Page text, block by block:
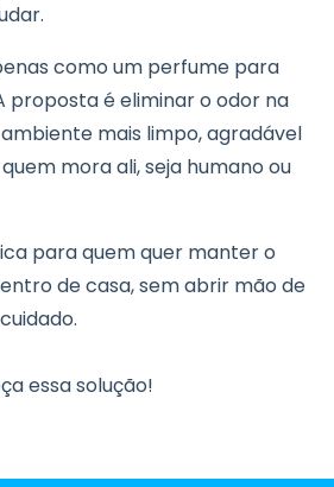
como um perfume para
proposta é eliminar o odor na
mais limpo, agradável
mora ali, seja humano ou
para quem quer manter o
de casa, sem abrir mão de
essa solução!